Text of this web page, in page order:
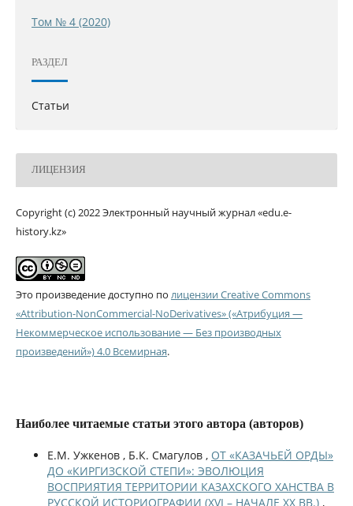
Том № 4 (2020)
РАЗДЕЛ
Статьи
ЛИЦЕНЗИЯ
Copyright (c) 2022 Электронный научный журнал «edu.e-
history.kz»
Это произведение доступно по лицензии Creative Commons
«Attribution-NonCommercial-NoDerivatives» («Атрибуция —
Некоммерческое использование — Без производных
произведений») 4.0 Всемирная.
Наиболее читаемые статьи этого автора (авторов)
Е.М. Ужкенов , Б.К. Смагулов , ОТ «КАЗАЧЬЕЙ ОРДЫ»
ДО «КИРГИЗСКОЙ СТЕПИ»: ЭВОЛЮЦИЯ
ВОСПРИЯТИЯ ТЕРРИТОРИИ КАЗАХСКОГО ХАНСТВА В
РУССКОЙ ИСТОРИОГРАФИИ (XVI – НАЧАЛЕ XX ВВ.) ,